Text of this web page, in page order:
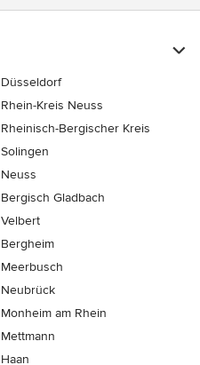
Düsseldorf
Rhein-Kreis Neuss
Rheinisch-Bergischer Kreis
Solingen
Neuss
Bergisch Gladbach
Velbert
Bergheim
Meerbusch
Neubrück
Monheim am Rhein
Mettmann
Haan